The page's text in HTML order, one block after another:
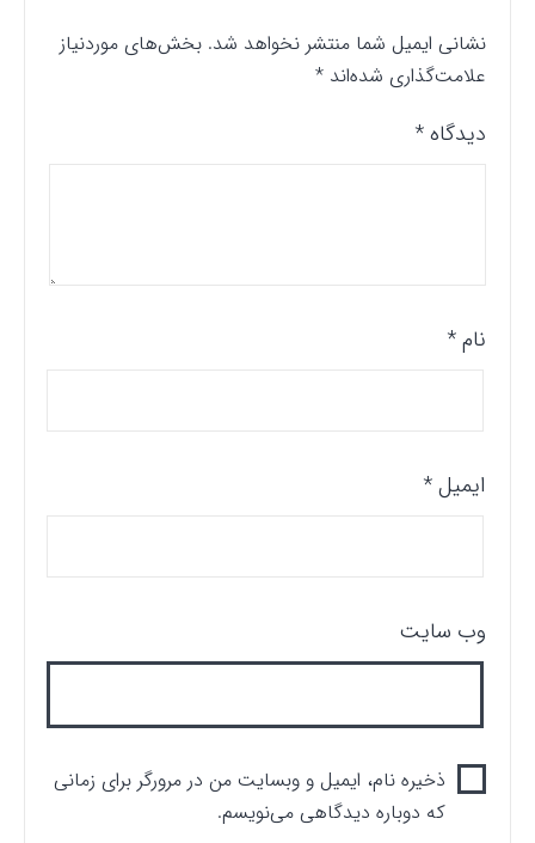
نشانی ایمیل شما منتشر نخواهد شد. بخش‌های موردنیاز
علامت‌گذاری شده‌اند*
دیدگاه*
نام*
ایمیل*
وب‌ سایت
ذخیره نام، ایمیل و وبسایت من در مرورگر برای زمانی
که دوباره دیدگاهی می‌نویسم.